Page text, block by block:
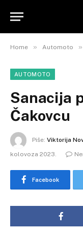
Home » Automoto »
AUTOMOTO
Sanacija
Čakovcu
Piše: Viktorija
kolovoza 2023.
Facebook